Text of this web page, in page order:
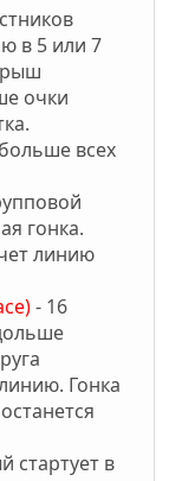
в 5 или 7
очки
всех
гонка.
линию
- 16
Гонка
стартует в